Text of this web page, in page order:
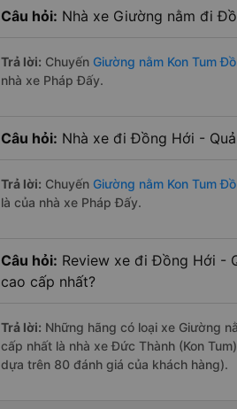
Câu hỏi: Nhà xe Giường nằm đi
Trả lời: Chuyến Giường nằm Kon Tum
nhà xe Pháp Đấy.
Câu hỏi: Nhà xe đi Đồng Hới -
Trả lời: Chuyến Giường nằm Kon Tum
là của nhà xe Pháp Đấy.
Câu hỏi: Review xe đi Đồng Hới -
cao cấp nhất?
Trả lời: Những hãng có loại xe Giường
cấp nhất là nhà xe Đức Thành (Kon
dựa trên 80 đánh giá của khách hàng).